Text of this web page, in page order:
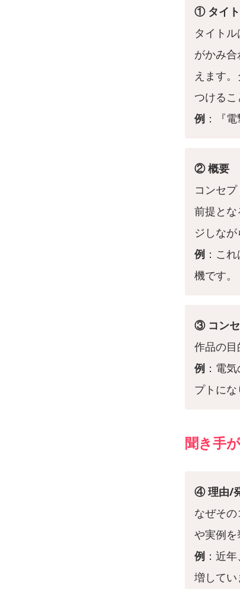
① タイ
タイト
がかみ
えます
つけるこ
例 ：『
② 概要
コンセ
前提と
ジしな
例 ：こ
機です。
③ コン
作品の目
例 ：電
プトにな
聞き手
④ 理由/
なぜそ
や実例を
例 ：近
増してい